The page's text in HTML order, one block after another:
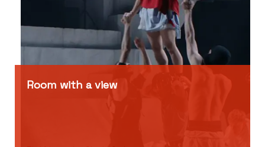
Room with a view